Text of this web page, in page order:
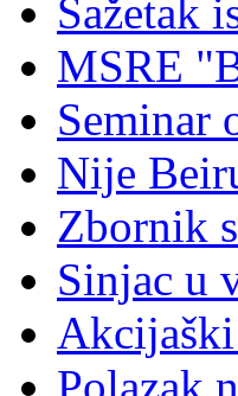
Sažetak
MSRE
Seminar
Nije
Zbornik
Sinjac u